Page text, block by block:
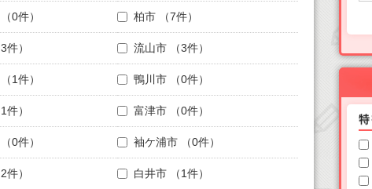
（0件） 柏市 （7件）
3件） 流山市 （3件）
（1件） 鴨川市 （0件）
1件） 富津市 （0件）
（0件） 袖ケ浦市 （0件）
2件） 白井市 （1件）